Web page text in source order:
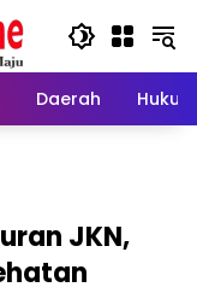
Daerah Hukum
JKN,